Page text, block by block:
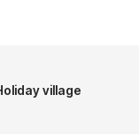
village